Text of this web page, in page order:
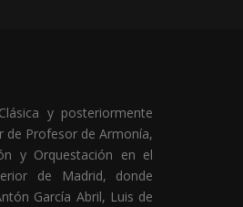
y posteriormente
de Profesor de Armonía,
y Orquestación en el
de Madrid, donde
García Abril, Luis de